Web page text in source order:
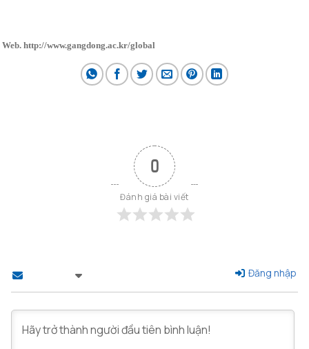
Web. http://www.gangdong.ac.kr/global
0
Đánh giá bài viết
Đăng nhập